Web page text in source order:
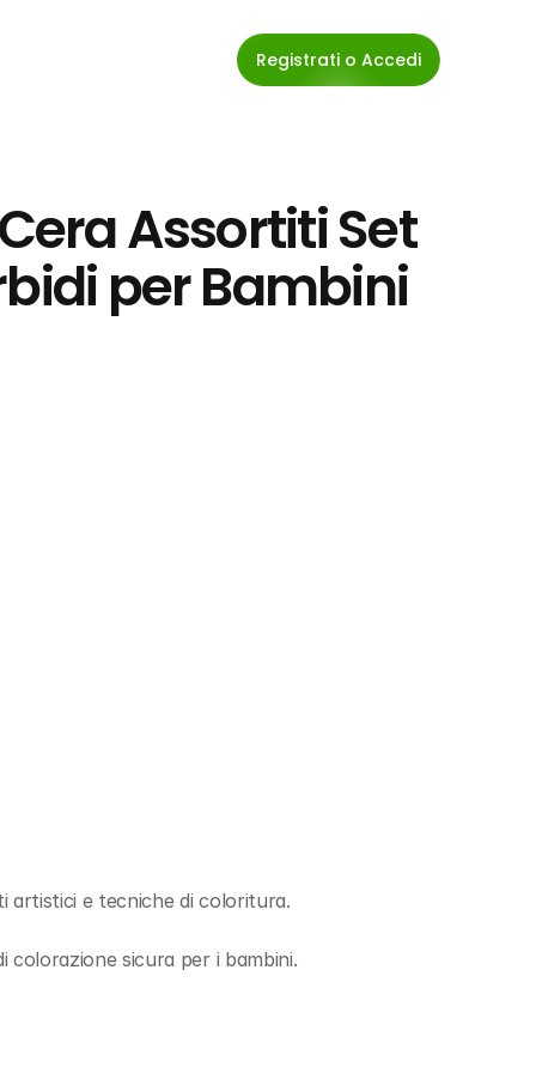
Registrati o Accedi
Assortiti Set
per Bambini
artistici e tecniche di coloritura.
colorazione sicura per i bambini.